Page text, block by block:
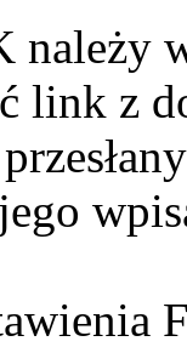
należy
link z